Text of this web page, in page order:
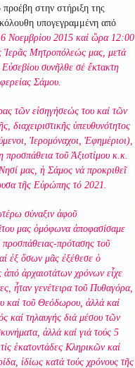
στην στήριξη της
υπογεγραμμένη από
Νοεμβρίου 2015 καί ὥρα 12:00
Ἱερᾶς Μητροπόλεώς μας, μετά
συνῆλθε σέ ἔκτακτη
Σάμου.
τῶν εἰσηγήσεώς του καί τῶν
διαχειριστικῆς ὑπευθυνότητος
Ἱερομόναχοι, Ἐφημέριοι),
προσπάθεια τοῦ Ἀξιοτίμου κ.κ.
μας, ἡ Σάμος νά προκριθεῖ
τῆς Εὐρώπης τό 2021.
σύναξιν ἀφοῦ
μας ὁμόφωνα ἀποφασίσαμε
προσπάθειας-πρότασης τοῦ
ἐξ ὅσων μᾶς ἐξέθεσε ὁ
ἀρχαιοτάτων χρόνων εἶχε
ἦταν γενέτειρα τοῦ Πυθαγόρα,
καί τοῦ Θεόδωρου, ἀλλά καί
καί τηλαυγής διά μέσου τῶν
ἀλλά καί γιά τούς 5
ἑκατοντάδες Κληρικῶν καί
ἰδίως κατά τούς χρόνους τῆς